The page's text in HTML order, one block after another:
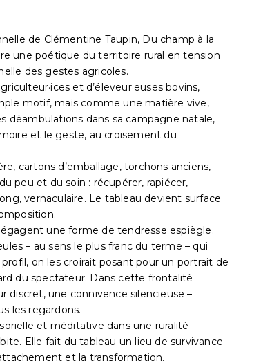
de Clémentine Taupin, Du champ à la
une poétique du territoire rural en tension
des gestes agricoles.
et d’éleveur·euses bovins,
motif, mais comme une matière vive,
déambulations dans sa campagne natale,
et le geste, au croisement du
cartons d’emballage, torchons anciens,
peu et du soin : récupérer, rapiécer,
vernaculaire. Le tableau devient surface
une forme de tendresse espiègle.
– au sens le plus franc du terme – qui
on les croirait posant pour un portrait de
du spectateur. Dans cette frontalité
discret, une connivence silencieuse –
les regardons.
et méditative dans une ruralité
Elle fait du tableau un lieu de survivance
et la transformation.